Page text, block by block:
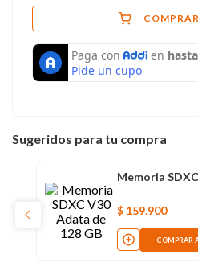
Sugeridos para tu compra
Memoria
$ 159.900
COMPRAR